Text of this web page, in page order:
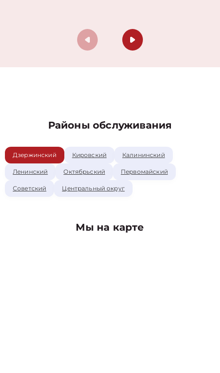
Районы обслуживания
Дзержинский Кировский Калининский
Ленинский Октябрьский Первомайский
Советский Центральный округ
Мы на карте